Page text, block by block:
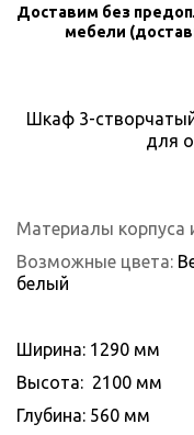
Доставим без
мебели
Шкаф 3-
для
Материалы
Возможные цвета:
белый
Ширина: 1290 мм
Высота:  2100 мм
Глубина: 560 мм